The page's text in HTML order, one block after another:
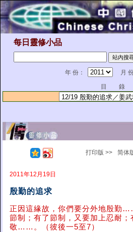
每日靈修小品
年 份：
月
目 錄
打印版 >> 简体
2011年12月19日
殷勤的追求
正因這緣故，你們要分外地殷勤
節制；有了節制，又要加上忍耐
敬……。（彼後一5至7）